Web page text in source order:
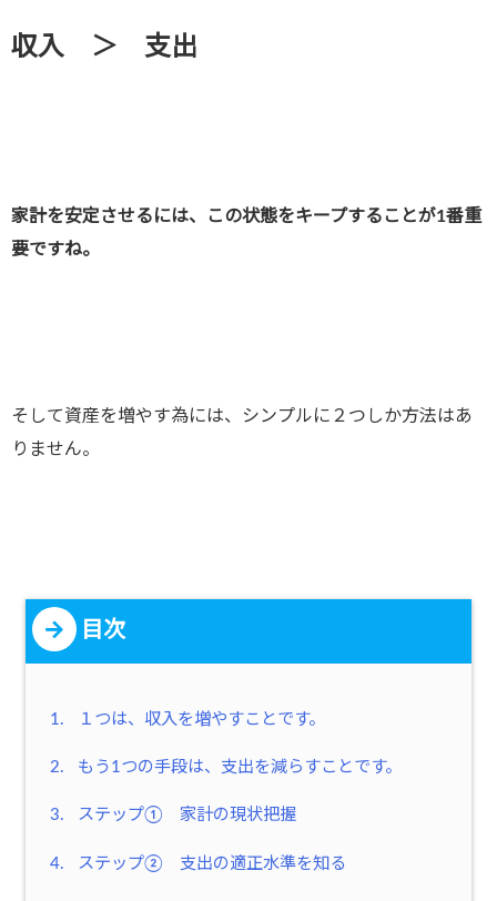
収入 ＞ 支出
家計を安定させるには、この状態をキープすることが1番重
要ですね。
そして資産を増やす為には、シンプルに２つしか方法はあ
りません。
目次
1. １つは、収入を増やすことです。
2. もう1つの手段は、支出を減らすことです。
3. ステップ① 家計の現状把握
4. ステップ② 支出の適正水準を知る